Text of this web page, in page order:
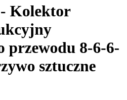
- Kolektor
przewodu 8-6-6-
sztuczne